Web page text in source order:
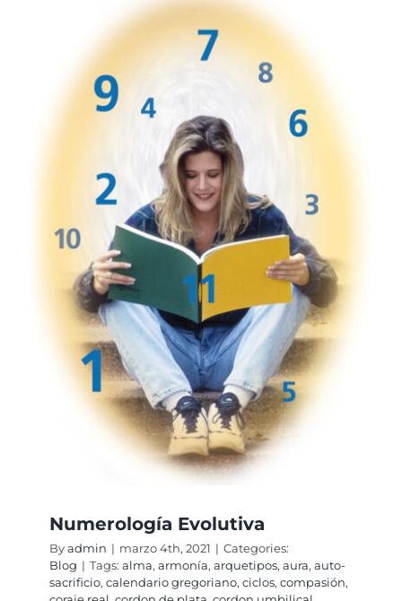
Acerca de mí
Numerología Evolutiva
Byadmin | marzo 4th, 2021 | Categories:
Blog | Tags: alma, armonía, arquetipos, aura, auto-
sacrificio, calendario gregoriano, ciclos, compasión,